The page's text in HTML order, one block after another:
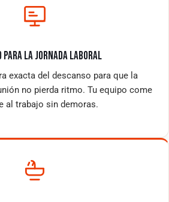
PARA LA JORNADA LABORAL
exacta del descanso para que la
no pierda ritmo. Tu equipo come
al trabajo sin demoras.